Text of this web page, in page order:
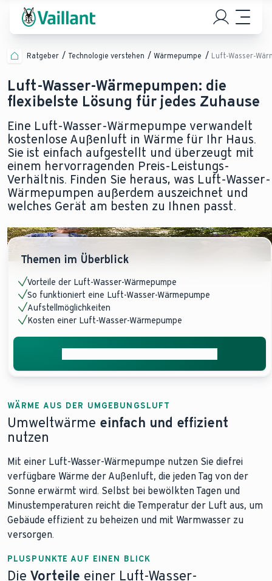
Ratgeber Technologie verstehen Wärmepumpe Luft-Wasser-
Luft-Wasser-Wärmepumpen: die
flexibelste Lösung für jedes Zuhause
Eine Luft-Wasser-Wärmepumpe verwandelt
kostenlose Außenluft in Wärme für Ihr Haus.
Sie ist einfach aufgestellt und überzeugt mit
einem hervorragenden Preis-Leistungs-
Verhältnis. Finden Sie heraus, was Luft-Wasser-
Wärmepumpen außerdem auszeichnet und
welches Gerät am besten zu Ihnen passt.
Themen im Überblick
Vorteile der Luft-Wasser-Wärmepumpe
So funktioniert eine Luft-Wasser-Wärmepumpe
Aufstellmöglichkeiten
Kosten einer Luft-Wasser-Wärmepumpe
WÄRME AUS DER UMGEBUNGSLUFT
Umweltwärme einfach und effizient
nutzen
Mit einer Luft-Wasser-Wärmepumpe nutzen Sie diefrei
verfügbare Wärme der Außenluft, die jeden Tag von der
Sonne erwärmt wird. Selbst bei bewölkten Tagen und
Minustemperaturen reicht die Temperatur der Luft aus, um
Gebäude effizient zu beheizen und mit Warmwasser zu
versorgen.
PLUSPUNKTE AUF EINEN BLICK
Die Vorteile einer Luft-Wasser-